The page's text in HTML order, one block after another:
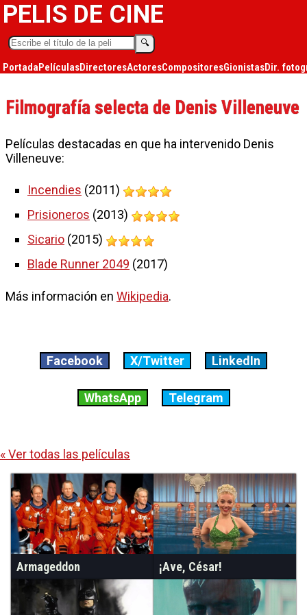
PELIS DE CINE
🔍︎
PortadaPelículasDirectoresActoresCompositoresGionistasDir.
Filmografía selecta de Denis Villeneuve
Películas destacadas en que ha intervenido Denis
Villeneuve:
Incendies (2011)
Prisioneros (2013)
Sicario (2015)
Blade Runner 2049 (2017)
Más información en Wikipedia.
Facebook X/Twitter LinkedIn
WhatsApp Telegram
« Ver todas las películas
Armageddon ¡Ave, César!